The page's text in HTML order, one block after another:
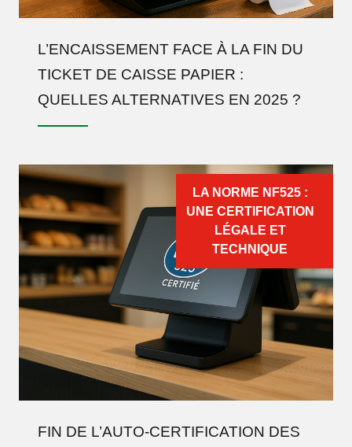
L’ENCAISSEMENT FACE À LA FIN DU
TICKET DE CAISSE PAPIER :
QUELLES ALTERNATIVES EN 2025 ?
FIN DE L’AUTO-CERTIFICATION DES
LA NORME NF525 :
UNE CERTIFICATION
LÉGALE ET
TECHNIQUE